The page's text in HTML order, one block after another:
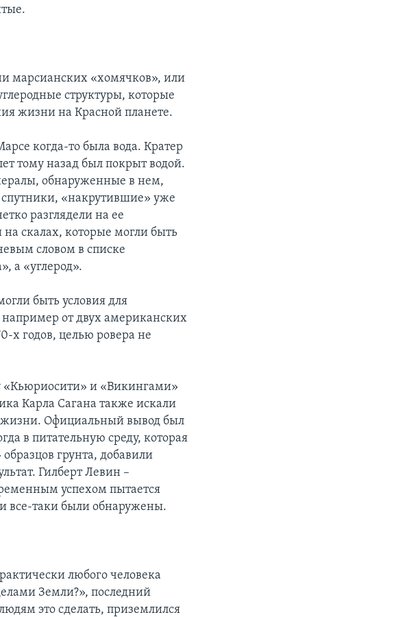
марсианских «хомячков», или
структуры, которые
жизни на Красной планете.
когда-то была вода. Кратер
тому назад был покрыт водой.
обнаруженные в нем,
«накрутившие» уже
разглядели на ее
скалах, которые могли быть
словом в списке
а «углерод».
быть условия для
от двух американских
х годов, целью ровера не
«Кьюриосити» и «Викингами»
Карла Сагана также искали
жизни. Официальный вывод был
в питательную среду, которая
грунта, добавили
Гилберт Левин –
успехом пытается
все-таки были обнаружены.
любого человека
Земли?», последний
это сделать, приземлился